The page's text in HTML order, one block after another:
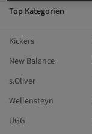
Top Kategorien
Kickers
New Balance
s.Oliver
Wellensteyn
UGG